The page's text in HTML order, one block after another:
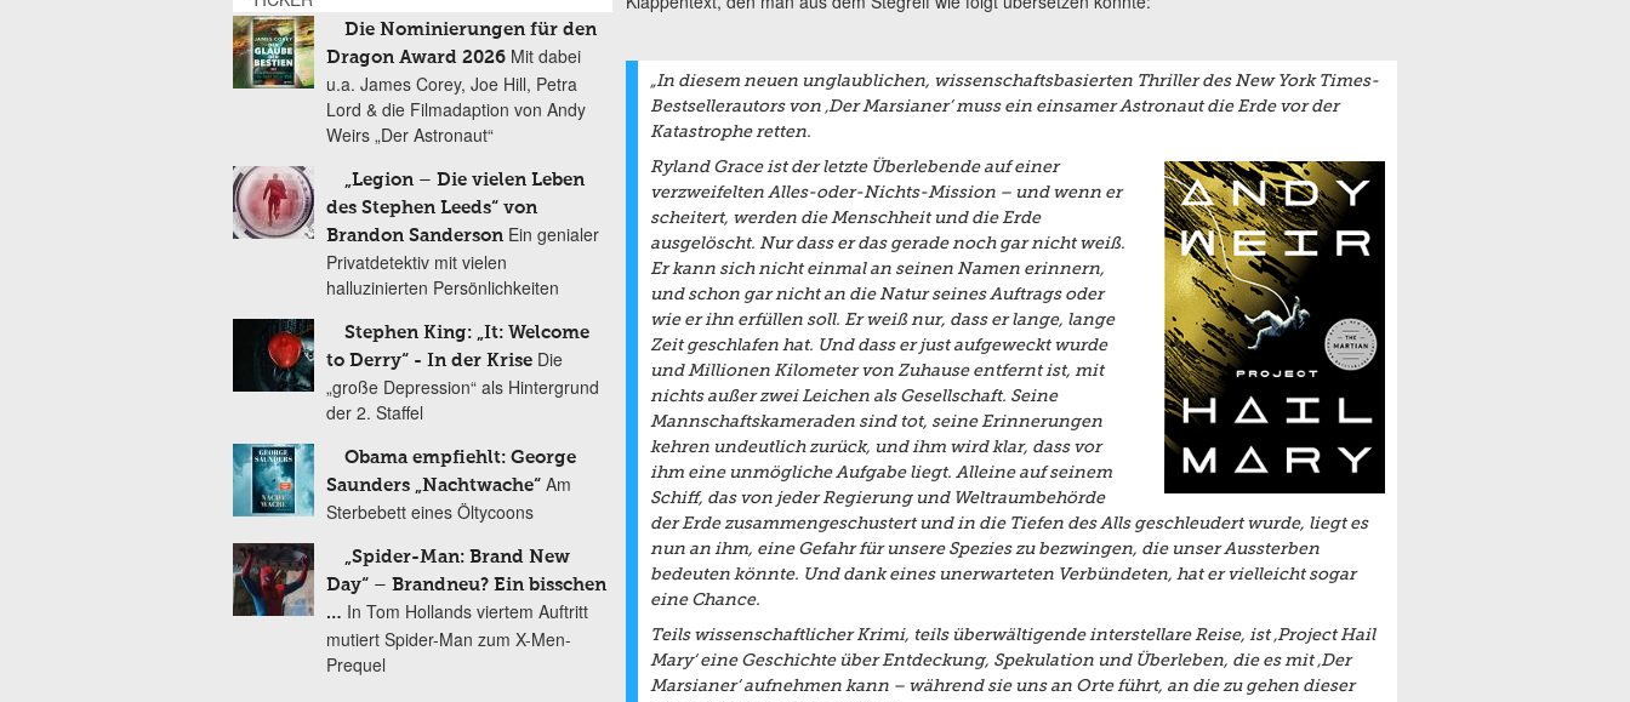
„In diesem neuen unglaublichen, wissenschaftsbasierten Thriller des New York Times-
Bestsellerautors von ‚Der Marsianer’ muss ein einsamer Astronaut die Erde vor der
Katastrophe retten.
Ryland Grace ist der letzte Überlebende auf einer
verzweifelten Alles-oder-Nichts-Mission – und wenn er
scheitert, werden die Menschheit und die Erde
ausgelöscht. Nur dass er das gerade noch gar nicht weiß.
Er kann sich nicht einmal an seinen Namen erinnern,
und schon gar nicht an die Natur seines Auftrags oder
wie er ihn erfüllen soll. Er weiß nur, dass er lange, lange
Zeit geschlafen hat. Und dass er just aufgeweckt wurde
und Millionen Kilometer von Zuhause entfernt ist, mit
nichts außer zwei Leichen als Gesellschaft. Seine
Mannschaftskameraden sind tot, seine Erinnerungen
kehren undeutlich zurück, und ihm wird klar, dass vor
ihm eine unmögliche Aufgabe liegt. Alleine auf seinem
Schiff, das von jeder Regierung und Weltraumbehörde
der Erde zusammengeschustert und in die Tiefen des Alls geschleudert wurde, liegt es
nun an ihm, eine Gefahr für unsere Spezies zu bezwingen, die unser Aussterben
bedeuten könnte. Und dank eines unerwarteten Verbündeten, hat er vielleicht sogar
eine Chance.
Teils wissenschaftlicher Krimi, teils überwältigende interstellare Reise, ist ‚Project Hail
Mary‘ eine Geschichte über Entdeckung, Spekulation und Überleben, die es mit ‚Der
Marsianer‘ aufnehmen kann – während sie uns an Orte führt, an die zu gehen dieser
Die Nominierungen für den
Dragon Award 2026 Mit dabei
u.a. James Corey, Joe Hill, Petra
Lord & die Filmadaption von Andy
Weirs „Der Astronaut“
„Legion – Die vielen Leben
des Stephen Leeds“ von
Brandon Sanderson Ein genialer
Privatdetektiv mit vielen
halluzinierten Persönlichkeiten
Stephen King: „It: Welcome
to Derry“ - In der Krise Die
„große Depression“ als Hintergrund
der 2. Staffel
Obama empfiehlt: George
Saunders „Nachtwache“ Am
Sterbebett eines Öltycoons
„Spider-Man: Brand New
Day“ – Brandneu? Ein bisschen
… In Tom Hollands viertem Auftritt
mutiert Spider-Man zum X-Men-
Prequel